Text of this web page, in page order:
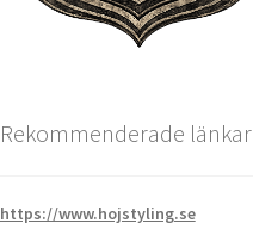
Rekommenderade länkar
https://www.hojstyling.se